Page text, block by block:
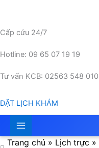
nội
Cấp cứu 24/7
Hotline: 09 65 07 19 19
Tư vấn KCB: 02563 548 010
ĐẶT LỊCH KHÁM
Trang chủ » Lịch trực »